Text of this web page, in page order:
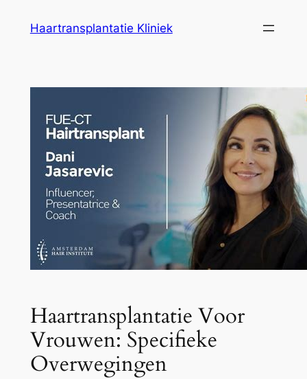
Haartransplantatie Kliniek
Haartransplantatie Voor
Vrouwen: Specifieke
Overwegingen